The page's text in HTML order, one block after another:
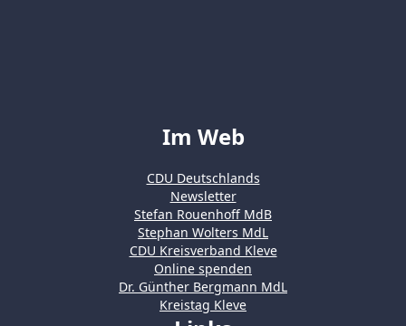
Im Web
CDU Deutschlands
Newsletter
Stefan Rouenhoff MdB
Stephan Wolters MdL
CDU Kreisverband Kleve
Online spenden
Dr. Günther Bergmann MdL
Kreistag Kleve